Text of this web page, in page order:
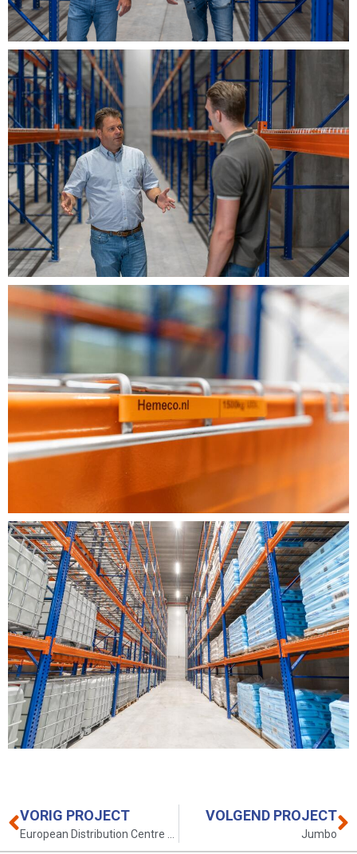
VORIG PROJECT VOLGEND PROJECT
Jumbo